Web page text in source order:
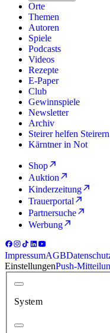
Orte
Themen
Autoren
Spiele
Podcasts
Videos
Rezepte
E-Paper
Club
Gewinnspiele
Newsletter
Archiv
Steirer helfen Steirern
Kärntner in Not
Shop
Auktion
Kinderzeitung
Trauerportal
Partnersuche
Werbung
ImpressumAGB
EinstellungenPush-
System